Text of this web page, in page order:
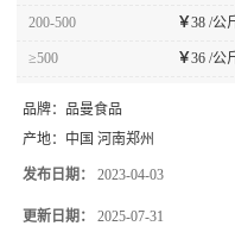
200-500 ￥38 /公
≥500 ￥36 /公
品牌： 品曼食品
产地： 中国 河南郑州
发布日期： 2023-04-03
更新日期： 2025-07-31